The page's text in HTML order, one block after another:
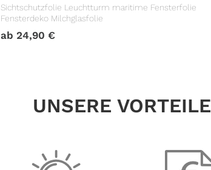
Sichtschutzfolie Leuchtturm maritime Fensterfolie
Fensterdeko Milchglasfolie
ab 24,90 €
UNSERE VORTEILE